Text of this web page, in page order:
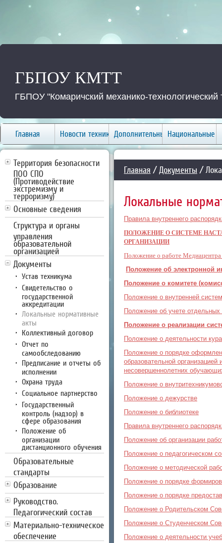
ГБПОУ КМТТ
ГБПОУ "Комаричский механико-технологический
Главная Новости техникумаДополнительные услугиНациональные
Территория безопасности
ПОО СПО
(Противодействие
экстремизму и
терроризму)
Основные сведения
Структура и органы
управления
образовательной
организацией
Документы
Устав техникума
Свидетельство о
государственной
аккредитации
Локальные нормативные
акты
Коллективный договор
Отчет по
самообследованию
Предписание и отчеты об
исполнении
Охрана труда
Социальное партнерство
Государственный
контроль (надзор) в
сфере образования
Положение об
организации
дистанционного обучения
Образовательные
стандарты
Образование
Руководство.
Педагогический состав
Материально-техническое
обеспечение
Главная / Документы /
Локальные
Правила внутреннего
ПОЛОЖЕНИЕ О СИСТЕМЕ
ОРГАНИЗАЦИИ
Положение о работе
Положение об электронной
Положение о комитете
Положение о внутренней
Положение об учете
Положение о реализации
Положение о деятельности
Положение о порядке
образовательной
несовершеннолетних
Положение о
Положение о дежурстве
Положение о библиотеке
Правила внутреннего
Положение об организации
Положение о педагогическом
Положение о методической
Положение о порядке
Положение о порядке
Положение о Родительском
Положение о Студенческом
Положение о деятельности